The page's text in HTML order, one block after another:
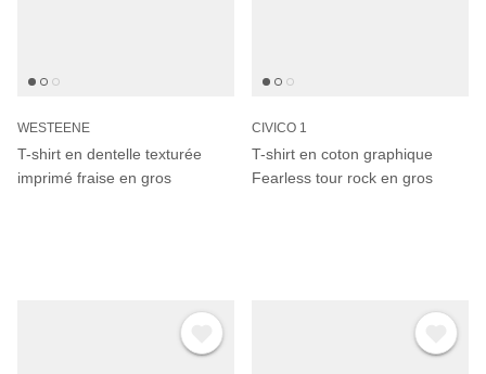
WESTEENE
T-shirt en dentelle texturée
imprimé fraise en gros
CIVICO 1
T-shirt en coton graphique
Fearless tour rock en gros